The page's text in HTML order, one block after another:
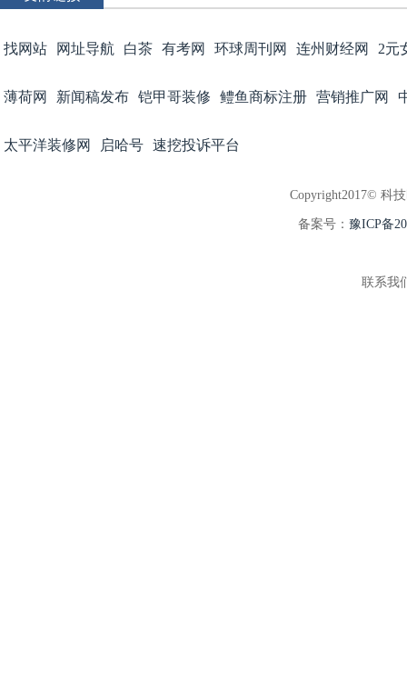
找网站 网址导航 白茶 有考网 环球周刊网 连州财经网 2元
薄荷网 新闻稿发布 铠甲哥装修 鳢鱼商标注册 营销推广网
太平洋装修网 启哈号 速挖投诉平台
Copyright2017© 科
备案号： 豫ICP备
联系我